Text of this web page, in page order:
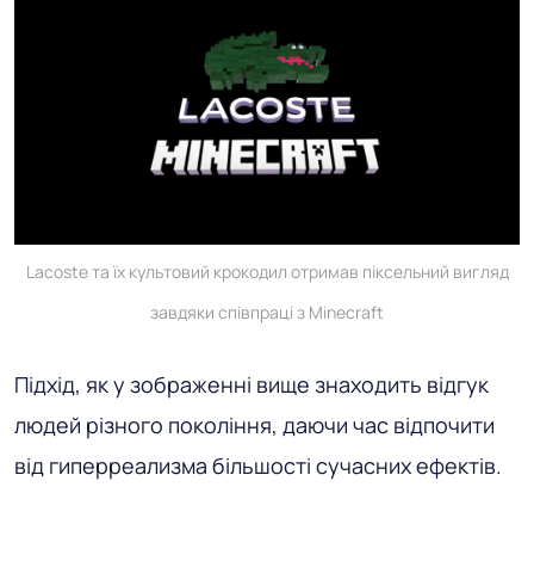
Lacoste та їх культовий крокодил отримав піксельний вигляд
завдяки співпраці з Minecraft
Підхід, як у зображенні вище знаходить відгук
людей різного покоління, даючи час відпочити
від гиперреализма більшості сучасних ефектів.